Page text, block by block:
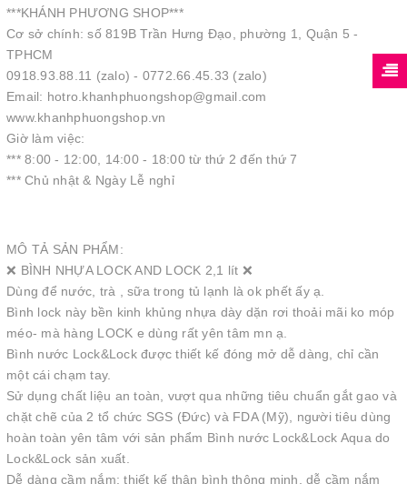
***KHÁNH PHƯƠNG SHOP***
Cơ sở chính: số 819B Trần Hưng Đạo, phường 1, Quận 5 -
TPHCM
0918.93.88.11 (zalo) - 0772.66.45.33 (zalo)
Email: hotro.khanhphuongshop@gmail.com
www.khanhphuongshop.vn
Giờ làm việc:
*** 8:00 - 12:00, 14:00 - 18:00 từ thứ 2 đến thứ 7
*** Chủ nhật & Ngày Lễ nghỉ
MÔ TẢ SẢN PHẨM:
❌ BÌNH NHỰA LOCK AND LOCK 2,1 lít ❌
Dùng để nước, trà , sữa trong tủ lạnh là ok phết ấy ạ.
Bình lock này bền kinh khủng nhựa dày dặn rơi thoải mãi ko móp
méo- mà hàng LOCK e dùng rất yên tâm mn ạ.
Bình nước Lock&Lock được thiết kế đóng mở dễ dàng, chỉ cần
một cái chạm tay.
Sử dụng chất liệu an toàn, vượt qua những tiêu chuẩn gắt gao và
chặt chẽ của 2 tổ chức SGS (Đức) và FDA (Mỹ), người tiêu dùng
hoàn toàn yên tâm với sản phẩm Bình nước Lock&Lock Aqua do
Lock&Lock sản xuất.
Dễ dàng cầm nắm: thiết kế thân bình thông minh, dễ cầm nắm